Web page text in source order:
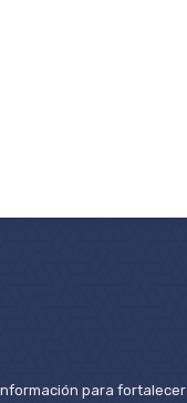
para fortalecer